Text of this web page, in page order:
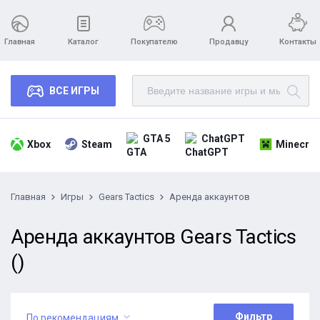
Главная Каталог Покупателю Продавцу Контакты
ВСЕ ИГРЫ
Xbox Steam GTA 5 ChatGPT
Главная Игры Gears Tactics Аренда аккаунтов
Аренда аккаунтов Gears Tactics
()
Фильтр